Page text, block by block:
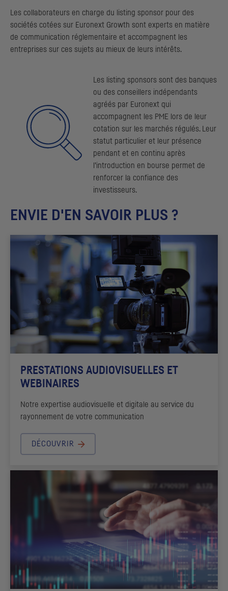
Les collaborateurs en charge du listing sponsor pour des
sociétés cotées sur Euronext Growth sont experts en matière
de communication réglementaire et accompagnent les
entreprises sur ces sujets au mieux de leurs intérêts.
Les listing sponsors sont des banques
ou des conseillers indépendants
agréés par Euronext qui
accompagnent les PME lors de leur
cotation sur les marchés régulés. Leur
statut particulier et leur présence
pendant et en continu après
l’introduction en bourse permet de
renforcer la confiance des
investisseurs.
ENVIE D'EN SAVOIR PLUS ?
PRESTATIONS AUDIOVISUELLES ET
WEBINAIRES
Notre expertise audiovisuelle et digitale au service du
rayonnement de votre communication
DÉCOUVRIR